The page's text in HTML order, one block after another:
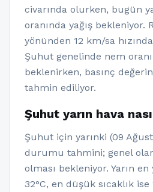
civarında olurken, bugün
oranında yağış bekleniyor.
yönünden 12 km/sa
Şuhut genelinde nem oranı
beklenirken, basınç
tahmin ediliyor.
Şuhut yarın hava
Şuhut için yarınki (09
durumu tahmini; genel
olması bekleniyor. Yarın en
32°C, en düşük sıcaklık